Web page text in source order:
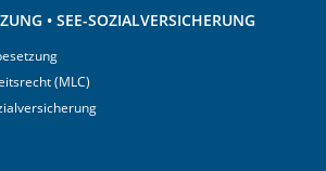
• SEE-SOZIALVERSICHERUNG
(MLC)